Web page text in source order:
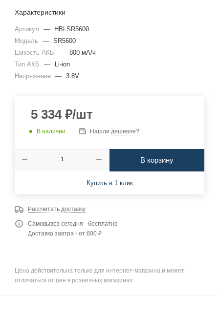
Характеристики
Артикул —
HBLSR5600
Модель
— SR5600
Емкость АКБ
— 800 мА/ч
Тип АКБ
—
Li-ion
Напряжение — 3.8V
5 334₽/шт
В наличии Нашли дешевле?
В корзину
Купить в 1 клик
Рассчитать доставку
Самовывоз сегодня - бесплатно
Доставка завтра - от 600 ₽
Цена действительна только для интернет-магазина и может
отличаться от цен в розничных магазинах